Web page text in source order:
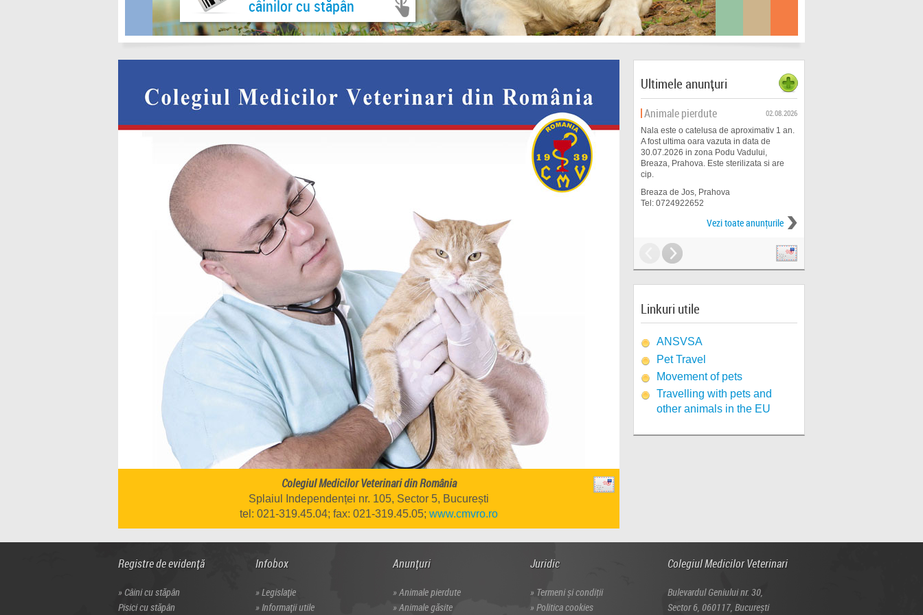
câinilor cu stăpân
Colegiul Medicilor Veterinari din România
Splaiul Independenței nr. 105, Sector 5, București
tel: 021-319.45.04; fax: 021-319.45.05; www.cmvro.ro
Ultimele anunțuri
Animale pierdute 02.08.2026
Nala este o catelusa de aproximativ 1 an.
A fost ultima oara vazuta in data de
30.07.2026 in zona Podu Vadului,
Breaza, Prahova. Este sterilizata si are
cip.
Breaza de Jos, Prahova
Tel: 0724922652
Vezi toate anunţurile
Linkuri utile
ANSVSA
Pet Travel
Movement of pets
Travelling with pets and
other animals in the EU
Registre de evidență
Câini cu stăpân
Pisici cu stăpân
Infobox
Legislație
Informații utile
Anunțuri
Animale pierdute
Animale găsite
Juridic
Termeni și condiţii
Politica cookies
Colegiul Medicilor Veterinari
Bulevardul Geniului nr. 30,
Sector 6, 060117, București